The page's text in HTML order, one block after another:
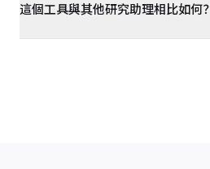
這個工具與其他研究助理相比如何？